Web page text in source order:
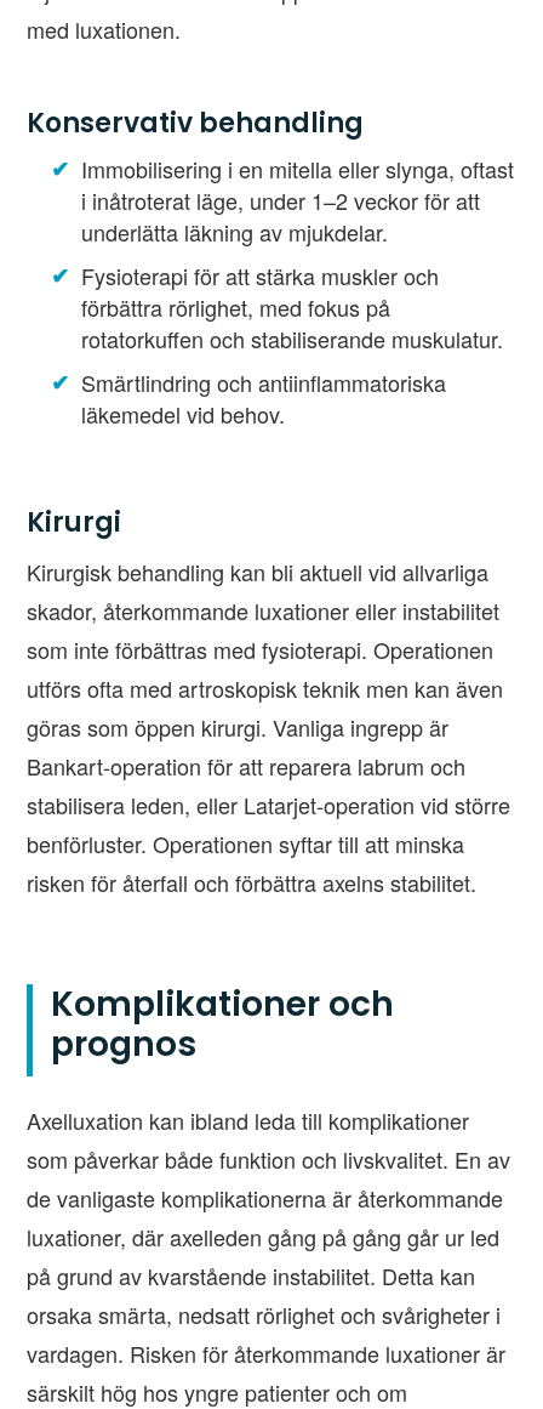
med luxationen.
Konservativ behandling
Immobilisering i en mitella eller slynga, oftast
i inåtroterat läge, under 1–2 veckor för att
underlätta läkning av mjukdelar.
Fysioterapi för att stärka muskler och
förbättra rörlighet, med fokus på
rotatorkuffen och stabiliserande muskulatur.
Smärtlindring och antiinflammatoriska
läkemedel vid behov.
Kirurgi
Kirurgisk behandling kan bli aktuell vid allvarliga
skador, återkommande luxationer eller instabilitet
som inte förbättras med fysioterapi. Operationen
utförs ofta med artroskopisk teknik men kan även
göras som öppen kirurgi. Vanliga ingrepp är
Bankart-operation för att reparera labrum och
stabilisera leden, eller Latarjet-operation vid större
benförluster. Operationen syftar till att minska
risken för återfall och förbättra axelns stabilitet.
Komplikationer och
prognos
Axelluxation kan ibland leda till komplikationer
som påverkar både funktion och livskvalitet. En av
de vanligaste komplikationerna är återkommande
luxationer, där axelleden gång på gång går ur led
på grund av kvarstående instabilitet. Detta kan
orsaka smärta, nedsatt rörlighet och svårigheter i
vardagen. Risken för återkommande luxationer är
särskilt hög hos yngre patienter och om